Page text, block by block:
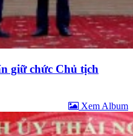
giữ chức Chủ tịch
Xem Album